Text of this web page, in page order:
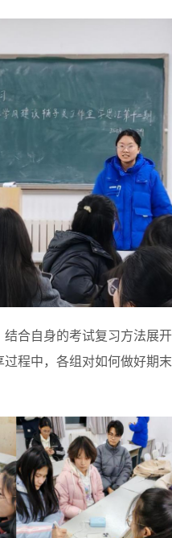
结合自身的考试复习方法展开
过程中，各组对如何做好期末